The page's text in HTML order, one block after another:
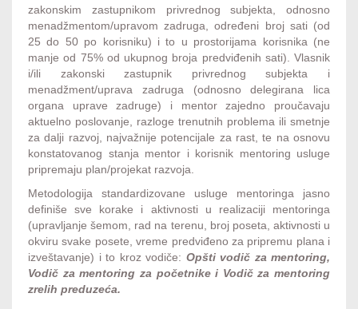
zakonskim zastupnikom privrednog subjekta, odnosno
menadžmentom/upravom zadruga, određeni broj sati (od
25 do 50 po korisniku) i to u prostorijama korisnika (ne
manje od 75% od ukupnog broja predviđenih sati). Vlasnik
i/ili zakonski zastupnik privrednog subjekta i
menadžment/uprava zadruga (odnosno delegirana lica
organa uprave zadruge) i mentor zajedno proučavaju
aktuelno poslovanje, razloge trenutnih problema ili smetnje
za dalji razvoj, najvažnije potencijale za rast, te na osnovu
konstatovanog stanja mentor i korisnik mentoring usluge
pripremaju plan/projekat razvoja.
Metodologija standardizovane usluge mentoringa jasno
definiše sve korake i aktivnosti u realizaciji mentoringa
(upravljanje šemom, rad na terenu, broj poseta, aktivnosti u
okviru svake posete, vreme predviđeno za pripremu plana i
izveštavanje) i to kroz vodiče: Opšti vodič za mentoring,
Vodič za mentoring za početnike i Vodič za mentoring
zrelih preduzeća.